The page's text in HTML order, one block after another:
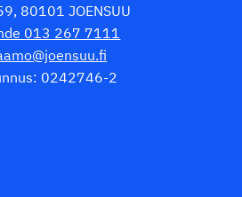
80101 JOENSUU
013 267 7111
0242746-2